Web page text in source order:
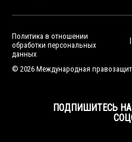
Политика в отношении
обработки персональных
данных
© 2026 Международная
ПОДПИШИТЕСЬ